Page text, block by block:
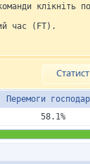
клікніть
час (FT).
Перемоги
58.1%